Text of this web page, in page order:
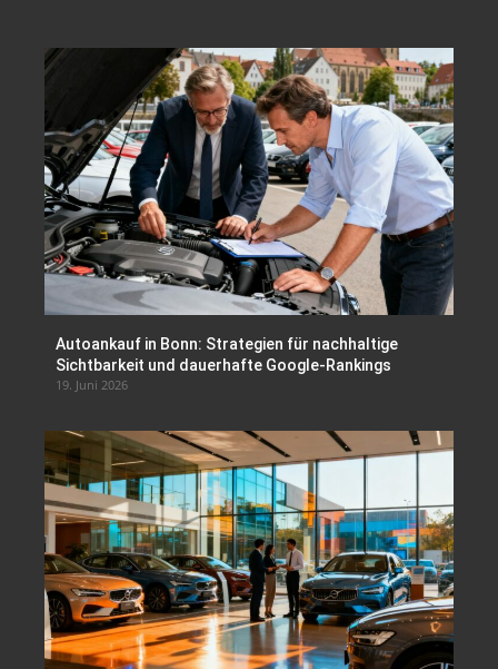
Autoankauf in Bonn: Strategien für nachhaltige
Sichtbarkeit und dauerhafte Google-Rankings
19. Juni 2026